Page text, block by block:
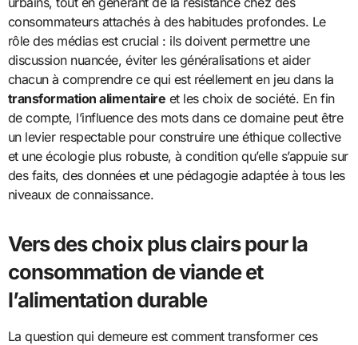
consommateurs attachés à des habitudes profondes. Le
rôle des médias est crucial : ils doivent permettre une
discussion nuancée, éviter les généralisations et aider
chacun à comprendre ce qui est réellement en jeu dans la
transformation alimentaire et les choix de société. En fin
de compte, l’influence des mots dans ce domaine peut être
un levier respectable pour construire une éthique collective
et une écologie plus robuste, à condition qu’elle s’appuie sur
des faits, des données et une pédagogie adaptée à tous les
niveaux de connaissance.
Vers des choix plus clairs pour la
consommation de viande et
l’alimentation durable
La question qui demeure est comment transformer ces